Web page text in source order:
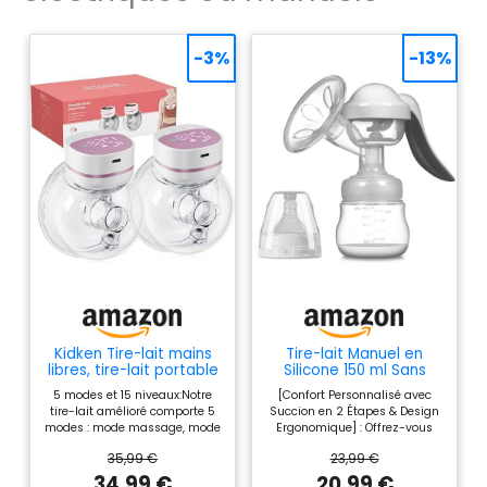
Kidken Tire-lait mains
libres, tire-lait portable
de la bouche de bébé
avec 5 modes et 15
niveaux, tire-lait
électrique portable -
bride 19/21MM (Rose et
blanc,2pcs)
5 modes et 15 niveaux:Notre
tire-lait amélioré comporte 5
modes : mode massage, mode
mode massage et allaitement,
mode massage et bionique, et
35,99 €
-3%
Tire-lait Manuel en
Silicone 150 ml Sans
BPA, Pompe
Ergonomique Aspiration
Réglable, Recueil Lait
Portable pour
Allaitement, Idéal
Accessoire Voyage
[Confort Personnalisé avec
Succion en 2 Étapes & Design
Ergonomique]​ : Offrez-vous
mesure, douce et efficace. Ce
tire-lait manuel dispose de
23,99 €
-13%